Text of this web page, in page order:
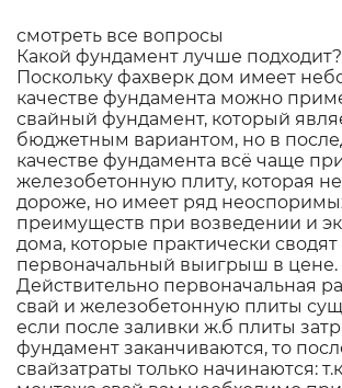
смотреть все вопросы
Какой фундамент лучше подходит?
Поскольку фахверк дом имеет
качестве фундамента можно
свайный фундамент, который
бюджетным вариантом, но в
качестве фундамента всё чаще
железобетонную плиту, которая
дороже, но имеет ряд
преимуществ при возведении и
дома, которые практически сводят
первоначальный выигрыш в цене.
Действительно первоначальная
свай и железобетонную плиты
если после заливки ж.б плиты
фундамент заканчиваются, то
свайзатраты только начинаются: